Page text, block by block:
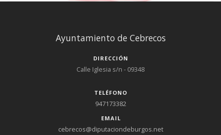
Ayuntamiento de Cebrecos
DIRECCIÓN
Calle Iglesia s/n - 09348
TELÉFONO
947173382
EMAIL
cebrecos@diputaciondeburgos.net